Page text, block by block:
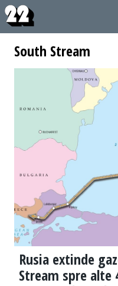
South Stream
Rusia extinde
Stream spre alte